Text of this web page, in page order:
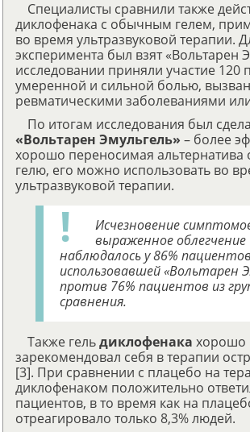
Специалисты сравнили также
диклофенака с обычным гелем,
во время ультразвуковой терапии.
эксперимента был взят «Вольтарен
исследовании приняли участие 120
умеренной и сильной болью,
ревматическими заболеваниями
По итогам исследования был
«Вольтарен Эмульгель» – более
хорошо переносимая альтернатива
гелю, его можно использовать во
ультразвуковой терапии.
Исчезновение
выраженное облегчение
наблюдалось у 86%
использовавшей «Вольтарен
против 76% пациентов из
сравнения.
Также гельдиклофенака хорошо
зарекомендовал себя в терапии
[3]. При сравнении с плацебо на
диклофенаком положительно
пациентов, в то время как на
отреагировало только 8,3% людей.